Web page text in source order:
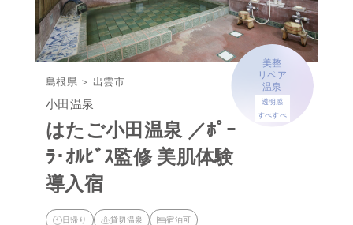
美整
リペア
温泉
透明感
すべすべ
島根県 ＞ 出雲市
小田温泉
はたご小田温泉 ／ﾎﾟｰ
ﾗ･ｵﾙﾋﾞｽ監修 美肌体験
導入宿
日帰り 貸切温泉 宿泊可